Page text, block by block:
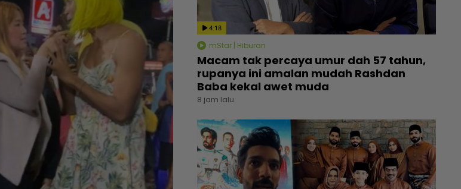
4:18
mStar | Hiburan
Macam tak percaya umur dah 57 tahun,
rupanya ini amalan mudah Rashdan
Baba kekal awet muda
8 jam lalu